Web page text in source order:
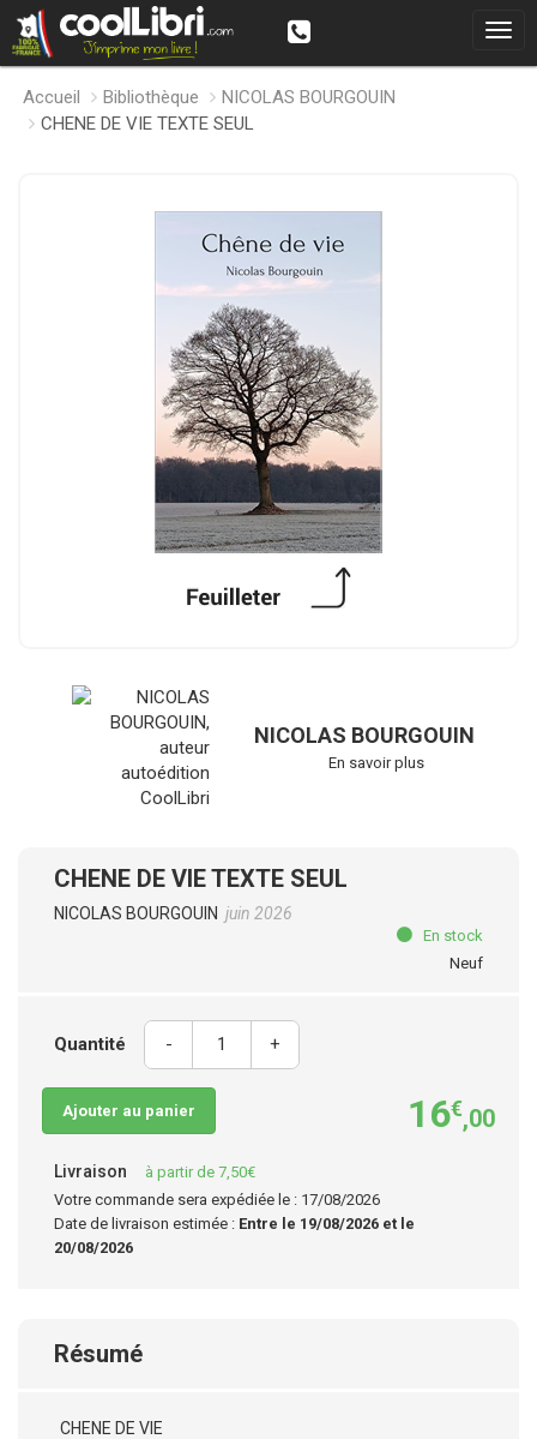
Accueil Bibliothèque
NICOLAS BOURGOUIN
CHENE DE VIE TEXTE SEUL
NICOLAS BOURGOUIN
En savoir plus
CHENE DE VIE TEXTE SEUL
NICOLAS BOURGOUIN juin 2026
En stock
Neuf
Quantité - +
Ajouter au panier 16€,00
Livraison
à partir de 7,50€
Votre commande sera expédiée le : 17/08/2026
Date de livraison estimée : Entre le 19/08/2026 et le
20/08/2026
Résumé
CHENE DE VIE